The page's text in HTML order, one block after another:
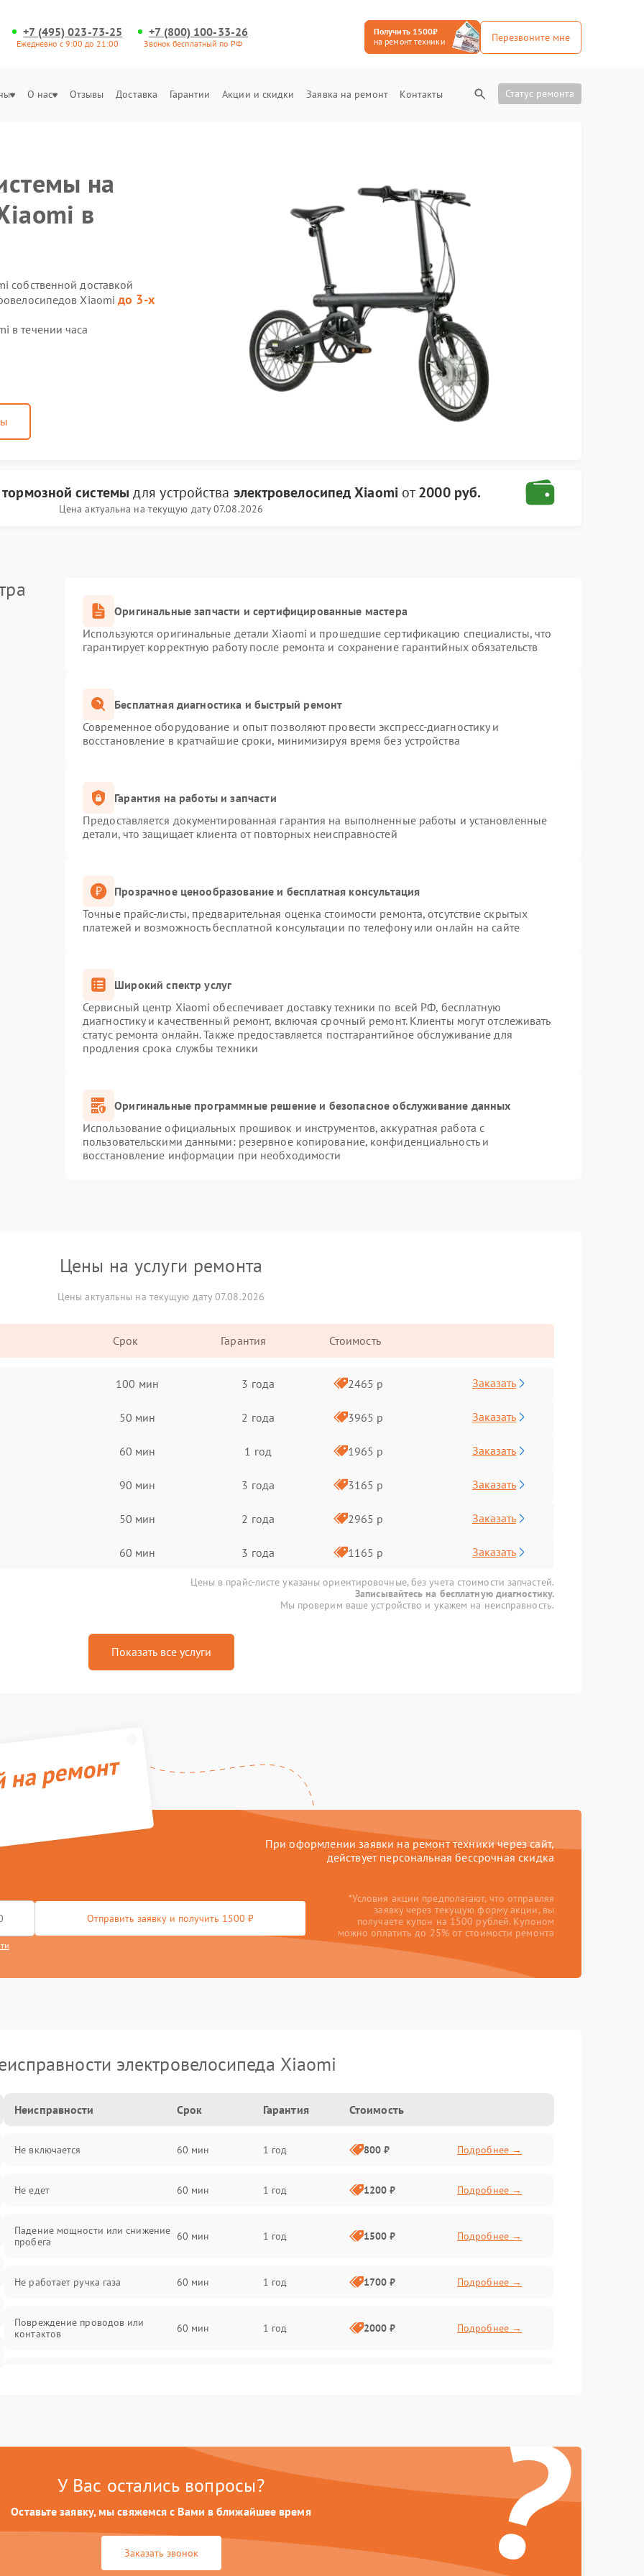
+7 (495) 023-73-25
Ежедневно с 9:00 до 21:00
+7 (800) 100-33-26
Звонок бесплатный по РФ
Получить 1500₽
на ремонт техники
Перезвоните мне
О нас Отзывы Доставка Гарантии Акции и скидки Заявка на ремонт Контакты Статус ремонта
на
в
собственной доставкой
Xiaomiдо 3-х
в течении часа
системы для устройства электровелосипед Xiaomiот2000 руб.
Цена актуальна на текущую дату 07.08.2026
Оригинальные запчасти и сертифицированные мастера
Используются оригинальные детали Xiaomi и прошедшие сертификацию специалисты, что
гарантирует корректную работу после ремонта и сохранение гарантийных обязательств
Бесплатная диагностика и быстрый ремонт
Современное оборудование и опыт позволяют провести экспресс-диагностику и
восстановление в кратчайшие сроки, минимизируя время без устройства
Гарантия на работы и запчасти
Предоставляется документированная гарантия на выполненные работы и установленные
детали, что защищает клиента от повторных неисправностей
Прозрачное ценообразование и бесплатная консультация
Точные прайс-листы, предварительная оценка стоимости ремонта, отсутствие скрытых
платежей и возможность бесплатной консультации по телефону или онлайн на сайте
Широкий спектр услуг
Сервисный центр Xiaomi обеспечивает доставку техники по всей РФ, бесплатную
диагностику и качественный ремонт, включая срочный ремонт. Клиенты могут отслеживать
статус ремонта онлайн. Также предоставляется постгарантийное обслуживание для
продления срока службы техники
Оригинальные программные решение и безопасное обслуживание данных
Использование официальных прошивок и инструментов, аккуратная работа с
пользовательскими данными: резервное копирование, конфиденциальность и
восстановление информации при необходимости
Цены на услуги ремонта
Цены актуальны на текущую дату 07.08.2026
Срок Гарантия Стоимость
100 мин 3 года 2465 р Заказать
50 мин 2 года 3965 р Заказать
60 мин 1 год 1965 р Заказать
90 мин 3 года 3165 р Заказать
50 мин 2 года 2965 р Заказать
60 мин 3 года 1165 р Заказать
Цены в прайс-листе указаны ориентировочные, без учета стоимости запчастей.
Записывайтесь на бесплатную диагностику.
Мы проверим ваше устройство и укажем на неисправность.
Показать все услуги
ремонт
При оформлении заявки на ремонт техники через сайт,
действует персональная бессрочная скидка
Отправить заявку и получить 1500 ₽
*Условия акции предполагают, что отправляя
заявку через текущую форму акции, вы
получаете купон на 1500 рублей. Купоном
можно оплатить до 25% от стоимости ремонта
электровелосипеда Xiaomi
Неисправности Срок Гарантия Стоимость
Не включается 60 мин 1 год 800 ₽ Подробнее →
Не едет 60 мин 1 год 1200 ₽ Подробнее →
Падение мощности или снижение
пробега
60 мин 1 год 1500 ₽ Подробнее →
Не работает ручка газа 60 мин 1 год 1700 ₽ Подробнее →
Повреждение проводов или
контактов
60 мин 1 год 2000 ₽ Подробнее →
?
У Вас остались вопросы?
Оставьте заявку, мы свяжемся с Вами в ближайшее время
Заказать звонок